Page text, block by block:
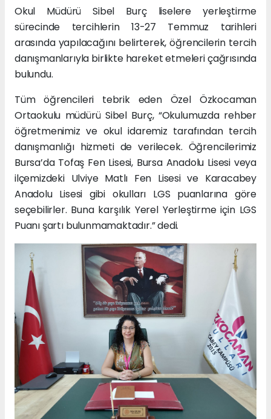
Okul Müdürü Sibel Burç liselere yerleştirme
sürecinde tercihlerin 13-27 Temmuz tarihleri
arasında yapılacağını belirterek, öğrencilerin tercih
danışmanlarıyla birlikte hareket etmeleri çağrısında
bulundu.
Tüm öğrencileri tebrik eden Özel Özkocaman
Ortaokulu müdürü Sibel Burç, “Okulumuzda rehber
öğretmenimiz ve okul idaremiz tarafından tercih
danışmanlığı hizmeti de verilecek. Öğrencilerimiz
Bursa’da Tofaş Fen Lisesi, Bursa Anadolu Lisesi veya
ilçemizdeki Ulviye Matlı Fen Lisesi ve Karacabey
Anadolu Lisesi gibi okulları LGS puanlarına göre
seçebilirler. Buna karşılık Yerel Yerleştirme için LGS
Puanı şartı bulunmamaktadır.” dedi.